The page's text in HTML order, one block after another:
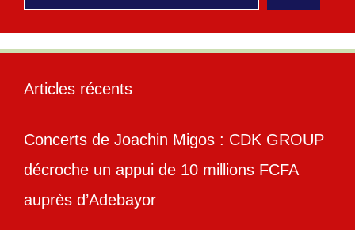
Articles récents
Concerts de Joachin Migos : CDK GROUP
décroche un appui de 10 millions FCFA
auprès d’Adebayor